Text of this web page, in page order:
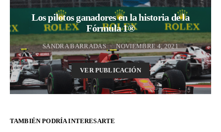
Los pilotos ganadores en la historia de la
Fórmula 1®
SANDRA BARRADAS NOVIEMBRE 4, 2021
VER PUBLICACIÓN
TAMBIÉN PODRÍA INTERESARTE